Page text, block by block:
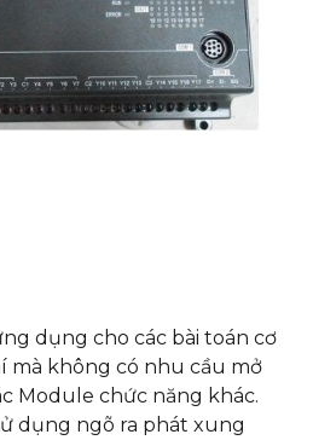
dụng cho các bài toán cơ
mà không có nhu cầu mở
Module chức năng khác.
dụng ngõ ra phát xung